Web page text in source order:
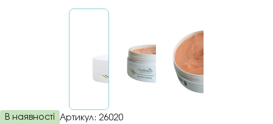
В наявності Артикул: 26020